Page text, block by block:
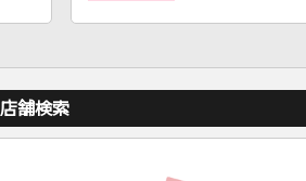
舗検索